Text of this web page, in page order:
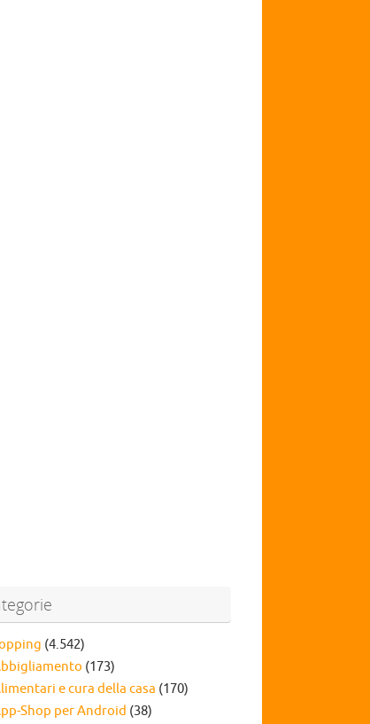
(4.542)
(173)
e cura della casa (170)
Shop per Android (38)